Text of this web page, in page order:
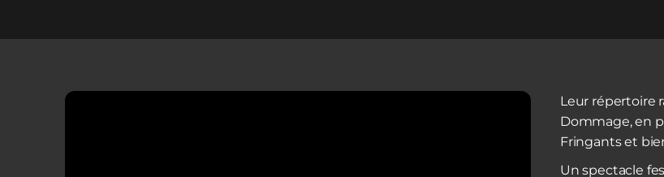
Leur répertoire
Dommage, en
Fringants et
Un spectacle